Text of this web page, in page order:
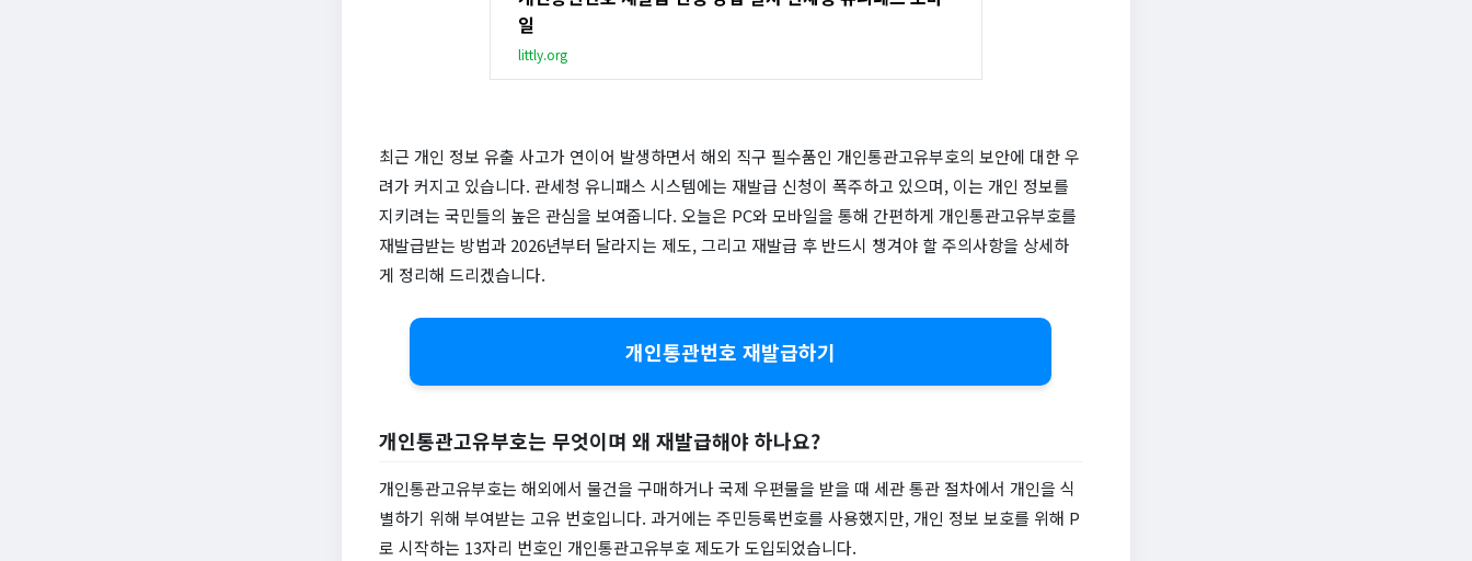
일
littly.org
최근 개인 정보 유출 사고가 연이어 발생하면서 해외 직구 필수품인 개인통관고유부호의 보안에 대한 우
려가 커지고 있습니다. 관세청 유니패스 시스템에는 재발급 신청이 폭주하고 있으며, 이는 개인 정보를
지키려는 국민들의 높은 관심을 보여줍니다. 오늘은 PC와 모바일을 통해 간편하게 개인통관고유부호를
재발급받는 방법과 2026년부터 달라지는 제도, 그리고 재발급 후 반드시 챙겨야 할 주의사항을 상세하
게 정리해 드리겠습니다.
개인통관번호 재발급하기
개인통관고유부호는 무엇이며 왜 재발급해야 하나요?
개인통관고유부호는 해외에서 물건을 구매하거나 국제 우편물을 받을 때 세관 통관 절차에서 개인을 식
별하기 위해 부여받는 고유 번호입니다. 과거에는 주민등록번호를 사용했지만, 개인 정보 보호를 위해 P
로 시작하는 13자리 번호인 개인통관고유부호 제도가 도입되었습니다.